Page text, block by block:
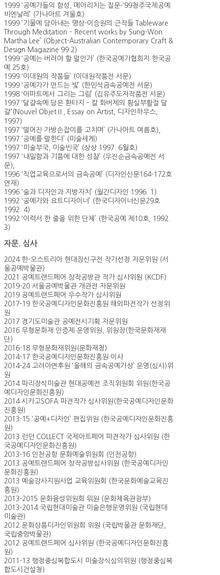
1999 ‘공예가들의 함성, 메아리치는 질문-‘99청주국제공예
비엔날레’ (가나아트 겨울호)
1999 ‘기물에 담아내는 명상-이승원의 근작들 Tableware
Through Meditation – Recent works by Sung-Won
Martha Lee’ (Object-Australian Contemporary Craft &
Design Magazine 99.2)
1999 ‘공예는 버려야 할 말인가’ (한국공예가협회지 한국공
예 25호)
1999 ‘이대원의 작품들’ (이대원작품전 서문)
1999 ‘공예가가 만드는 빛’ (한민석금속공예전 서문)
1998 ‘아파트에서 그리는 그림’ (김유주도자작품전 서문)
1997 ‘달걀속에 담은 환타지 – 칼 화버제의 황실부활절 달
걀'(Nouvel ObjetⅡ, Essay on Artist, 디자인하우스,
1997)
1997 ‘떨어진 가방손잡이를 고치며’ (가나아트 여름호),
1997 ‘공예를 말한다’ (미술세계)
1997 ‘미술부국, 미술빈국’ (상상 1997. 6월호)
1997 ‘내밀함과 기품에 대한 성찰’ (우진순금속공예전 서
문),
1996 ‘직업교육으로서의 금속공예’ (디자인신문164-172호
연재)
1996 ‘술과 디자인과 지방자치’ (월간디자인 1996. 1)
1992 ‘공예가와 요트디자이너’ (한국디자이너신문29호
1992. 4)
1992 ‘이력서 한 줄을 위한 단체’ (한국공예 제10호, 1992.
3)
자문. 심사
2024 한-오스트리아 현대장신구전 작가선정 자문위원 (서
울공예박물관)
2021 공예트랜드페어 창작공방관 작가 심사위원 (KCDF)
2019-20 서울공예박물관 개관전 자문위원
2019 공예트랜드페어 우수작가 심사위원
2017-19 한국공예디자인문화진흥원 해외파견작가 선정위
원
2017 경기도미술관 공예전시기획 자문위원
2016 무형문화재 인증제 운영위원, 위원장(한국문화재재
단)
2016-18 무형문화재위원(문화재청)
2014-17 한국공예디자인문화진흥원 이사
2014-24 고려아연후원 ‘올해의 금속공예가상’ 운영(심사)위
원
2014 파리장식미술관 현대공예전 조직위원회 위원(한국공
예디자인문화진흥원)
2014 시카고SOFA 파견작가 심사위원(한국공예디자인문화
진흥원)
2013-15 ‘공예+디자인’ 편집위원 (한국공예디자인문화진흥
원)
2013 런던 COLLECT 국제아트페어 파견작가 심사위원 (한
국공예디자인문화진흥원)
2013-16 인천공항 문화예술위원회 (인천공항)
2013 공예트랜드페어 창작공방심사위원 (한국공예디자인
문화진흥원)
2013 예술강사지원사업 교육위원회 (한국문화예술교육진
흥원)
2013-2015 문화융성위원회 위원 (문화체육관광부)
2013-2014 국립현대미술관 미술은행운영위원 (국립현대
미술관)
2012 문화상품디자인위원회 위원 (국립박물관 문화재단,
국립중앙박물관)
2012 공예트랜드페어 심사위원 (한국공예디자인문화진흥
원)
2011-13 행정중심복합도시 미술장식심의위원 (행정중심복
합도시건설청)